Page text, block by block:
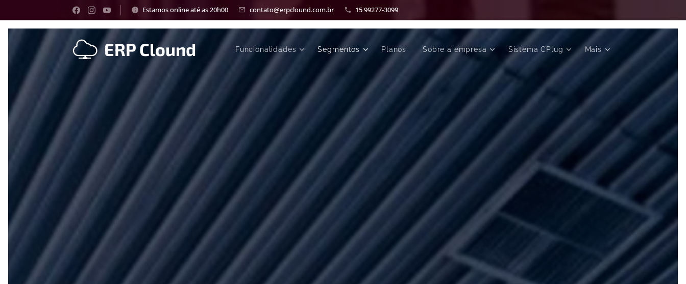
Estamos online até as 20h00 contato@erpclound.com.br 15 99277-3099
ERP Clound Funcionalidades Segmentos Planos Sobre a empresa Sistema CPlug Mais